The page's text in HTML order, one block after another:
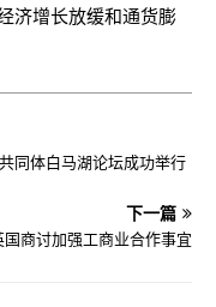
济增长放缓和通货膨
同体白马湖论坛成功举行
下一篇
商讨加强工商业合作事宜